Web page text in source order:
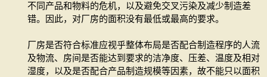
不同产品和物料的危机，以及避免交叉污染及减少制造差
错。因此，对厂房的面积没有最低或最高的要求。
厂房是否符合标准应视乎整体布局是否配合制造程序的人流
及物流、房间是否能达到要求的洁净度、压差、温度及相对
湿度，以及是否配合产品制造规模等因素，故不能只以面积